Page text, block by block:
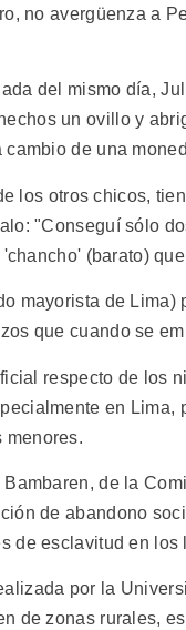
no avergüenza a
del mismo día,
un ovillo y
cambio de una
los otros chicos,
"Conseguí sólo
(barato)
mayorista de
que cuando se
respecto de los
en
menores.
de la
de abandono
de esclavitud en los
por la
de zonas rurales,